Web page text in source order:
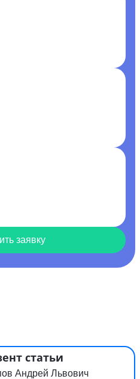
заявку
статьи
Андрей Львович